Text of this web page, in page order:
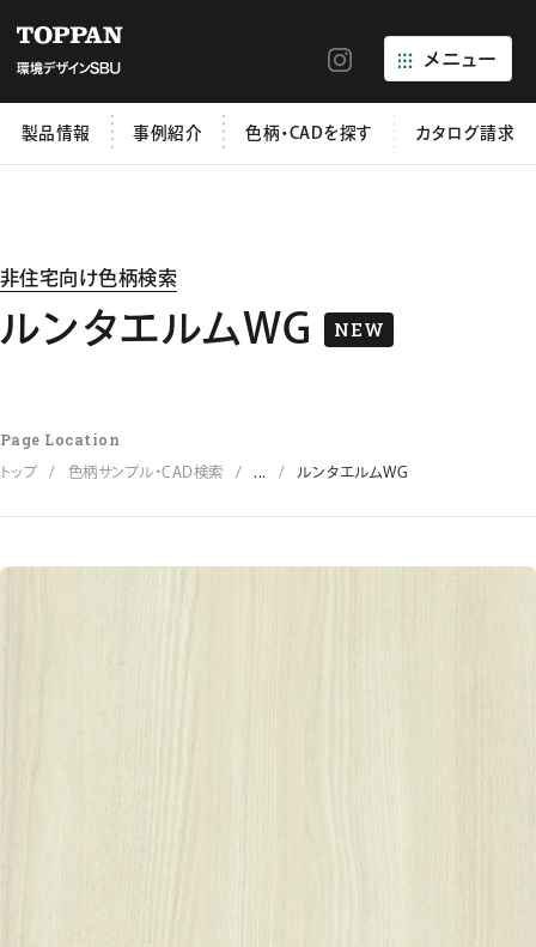
メニュー
製品情報 事例紹介 色柄・CADを探す カタログ請求
非住宅向け色柄検索
ルンタエルムWG NEW
Page Location
トップ 色柄サンプル・CAD検索 ... ルンタエルムWG